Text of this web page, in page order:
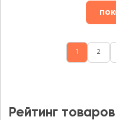
1 2
Рейтинг товаров